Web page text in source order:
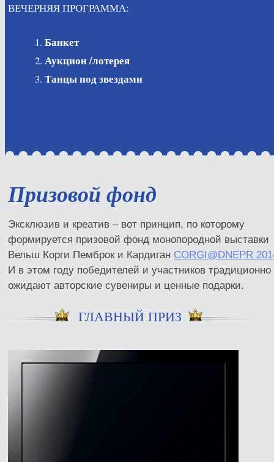
ВЕЧЕРНЯЯ ПРОГРАММА:
Банкет
Аукцион /лотерея
Танцы под звездами
Призовой фонд
Эксклюзив и креатив – вот принцип, по которому
формируется призовой фонд монопородной выставки
Вельш Корги Пемброк и Кардиган CORGI@DNEPR
И в этом году победителей и участников традиционно
ожидают авторские сувениры и ценные подарки.
ГЛАВНЫЙ ПРИЗ